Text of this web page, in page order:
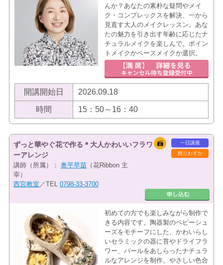
んか？あなたの素朴な疑問やメイ
ク・コンプレックスを解決、一から
見直す大人のメイクレッスン。あな
たの魅力を引き出す年齢に応じたナ
チュラルメイクを楽しんで。ポイン
トメイクかベースメイクか選択。
開講開始日 2026.09.18
時間 15：50～16：40
一日講座
残りわずか
ずっと華やぐ花で作る＊大人かわいいフラワ
ーアレンジ
講師（所属）： 奥平早苗（花Ribbon 主
宰）
西宮教室 ／TEL 0798-33-3700
初めての方でも楽しみながら制作で
きる内容です。陶器製のベビーシュ
ーズをモチーフにした、かわいらし
いセラミックの器に苔やドライフラ
ワー、パールをあしらったナチュラ
ルなアレンジを制作。やさしい色合